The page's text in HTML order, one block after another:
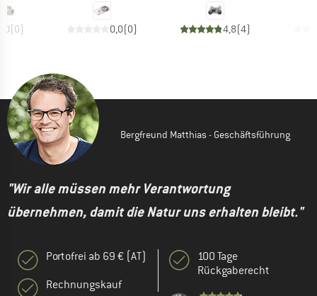
(0) 0,0(0) 4,8(4)
Bergfreund Matthias - Geschäftsführung
"Wir alle müssen mehr Verantwortung
übernehmen, damit die Natur uns erhalten bleibt."
Portofrei ab 69 € (AT)
Rechnungskauf
100 Tage
Rückgaberecht